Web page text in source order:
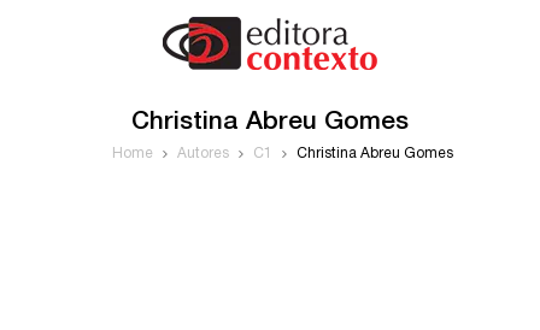
Christina Abreu Gomes
Home Autores C1 Christina Abreu Gomes